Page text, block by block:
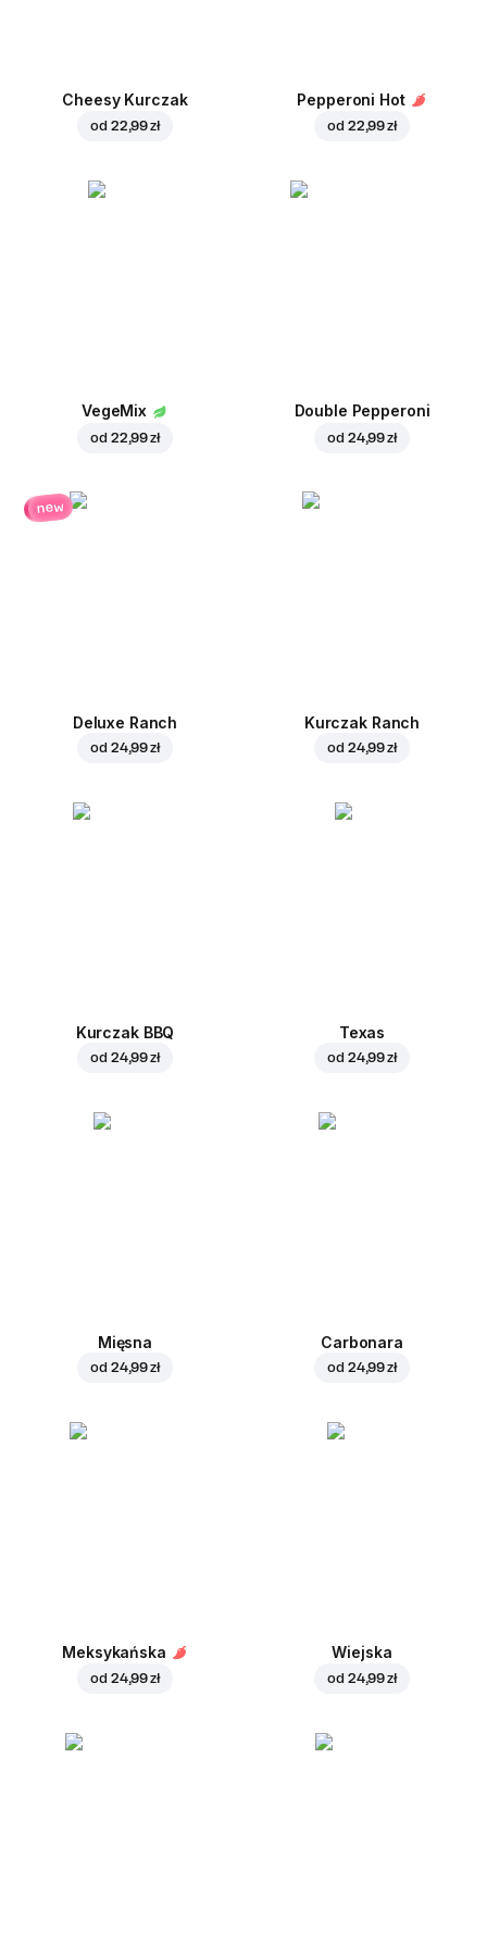
Cheesy Kurczak
od 22,99 zł
Pepperoni Hot
od 22,99 zł
VegeMix
od 22,99 zł
Double Pepperoni
od 24,99 zł
new
Deluxe Ranch
od 24,99 zł
Kurczak Ranch
od 24,99 zł
Kurczak BBQ
od 24,99 zł
Texas
od 24,99 zł
Mięsna
od 24,99 zł
Carbonara
od 24,99 zł
Meksykańska
od 24,99 zł
Wiejska
od 24,99 zł